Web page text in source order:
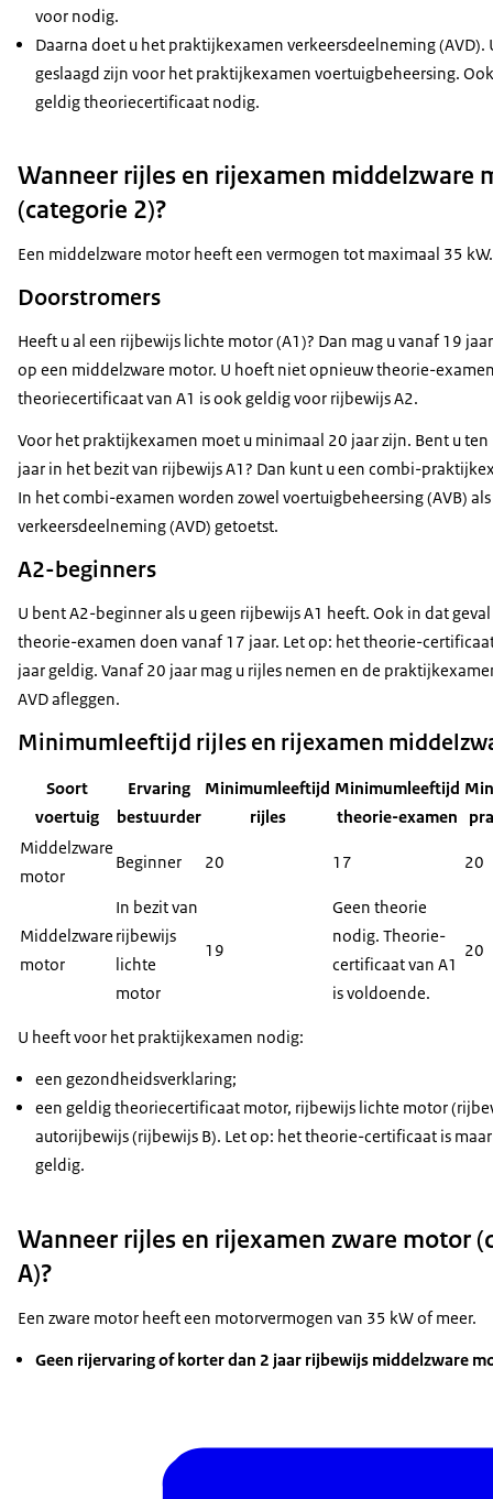
voor nodig.
Daarna doet u het praktijkexamen verkeersdeelneming (AVD).
geslaagd zijn voor het praktijkexamen voertuigbeheersing.
geldig theoriecertificaat nodig.
Wanneer rijles en rijexamen middelzware
(categorie 2)?
Een middelzware motor heeft een vermogen tot maximaal 35 kW.
Doorstromers
Heeft u al een rijbewijs lichte motor (A1)? Dan mag u vanaf 19
op een middelzware motor. U hoeft niet opnieuw theorie-
theoriecertificaat van A1 is ook geldig voor rijbewijs A2.
Voor het praktijkexamen moet u minimaal 20 jaar zijn. Bent u
jaar in het bezit van rijbewijs A1? Dan kunt u een combi-
In het combi-examen worden zowel voertuigbeheersing (AVB) als
verkeersdeelneming (AVD) getoetst.
A2-beginners
U bent A2-beginner als u geen rijbewijs A1 heeft. Ook in dat
theorie-examen doen vanaf 17 jaar. Let op: het theorie-
jaar geldig. Vanaf 20 jaar mag u rijles nemen en de
AVD afleggen.
Minimumleeftijd rijles en rijexamen
Soort
voertuig
Ervaring
bestuurder
Minimumleeftijd
rijles
Minimumleeftijd
theorie-examen
Middelzware
motor
Beginner 20 17 20
Middelzware
motor
In bezit van
rijbewijs
lichte
motor
19
Geen theorie
nodig. Theorie-
certificaat van A1
is voldoende.
20
U heeft voor het praktijkexamen nodig:
een gezondheidsverklaring;
een geldig theoriecertificaat motor, rijbewijs lichte motor
autorijbewijs (rijbewijs B). Let op: het theorie-certificaat is
geldig.
Wanneer rijles en rijexamen zware motor
A)?
Een zware motor heeft een motorvermogen van 35 kW of meer.
Geen rijervaring of korter dan 2 jaar rijbewijs middelzware